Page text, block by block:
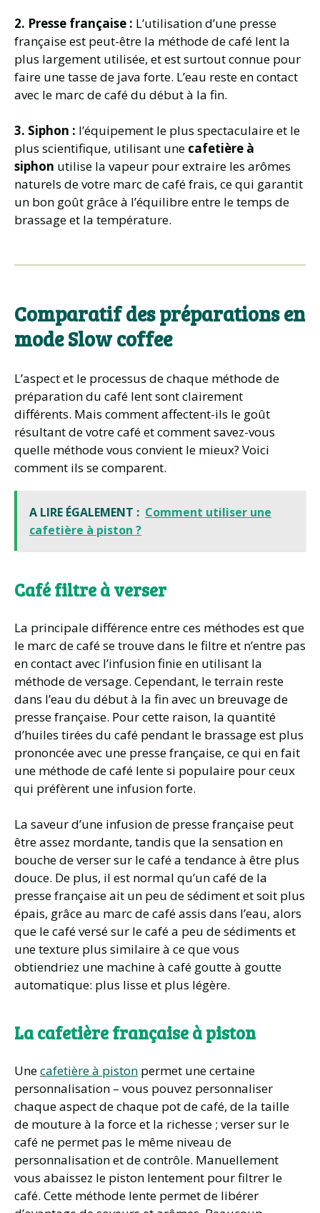
2. Presse française : L’utilisation d’une presse
française est peut-être la méthode de café lent la
plus largement utilisée, et est surtout connue pour
faire une tasse de java forte. L’eau reste en contact
avec le marc de café du début à la fin.
3. Siphon : l’équipement le plus spectaculaire et le
plus scientifique, utilisant une cafetière à
siphon utilise la vapeur pour extraire les arômes
naturels de votre marc de café frais, ce qui garantit
un bon goût grâce à l’équilibre entre le temps de
brassage et la température.
Comparatif des préparations en
mode Slow coffee
L’aspect et le processus de chaque méthode de
préparation du café lent sont clairement
différents. Mais comment affectent-ils le goût
résultant de votre café et comment savez-vous
quelle méthode vous convient le mieux? Voici
comment ils se comparent.
A LIRE ÉGALEMENT : Comment utiliser une
cafetière à piston ?
Café filtre à verser
La principale différence entre ces méthodes est que
le marc de café se trouve dans le filtre et n’entre pas
en contact avec l’infusion finie en utilisant la
méthode de versage. Cependant, le terrain reste
dans l’eau du début à la fin avec un breuvage de
presse française. Pour cette raison, la quantité
d’huiles tirées du café pendant le brassage est plus
prononcée avec une presse française, ce qui en fait
une méthode de café lente si populaire pour ceux
qui préfèrent une infusion forte.
La saveur d’une infusion de presse française peut
être assez mordante, tandis que la sensation en
bouche de verser sur le café a tendance à être plus
douce. De plus, il est normal qu’un café de la
presse française ait un peu de sédiment et soit plus
épais, grâce au marc de café assis dans l’eau, alors
que le café versé sur le café a peu de sédiments et
une texture plus similaire à ce que vous
obtiendriez une machine à café goutte à goutte
automatique: plus lisse et plus légère.
La cafetière française à piston
Unecafetière à piston permet une certaine
personnalisation – vous pouvez personnaliser
chaque aspect de chaque pot de café, de la taille
de mouture à la force et la richesse ; verser sur le
café ne permet pas le même niveau de
personnalisation et de contrôle. Manuellement
vous abaissez le piston lentement pour filtrer le
café. Cette méthode lente permet de libérer